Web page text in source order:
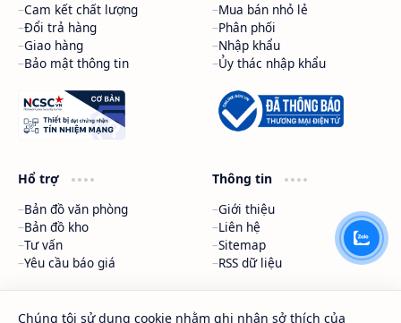
Cam kết chất lượng
Đổi trả hàng
Giao hàng
Bảo mật thông tin
Mua bán nhỏ lẻ
Phân phối
Nhập khẩu
Ủy thác nhập khẩu
Hổ trợ
Bản đồ văn phòng
Bản đồ kho
Tư vấn
Yêu cầu báo giá
Thông tin
Giới thiệu
Liên hệ
Sitemap
RSS dữ liệu
DMCA Protected
Chúng tôi sử dụng cookie nhằm ghi nhận sở thích của